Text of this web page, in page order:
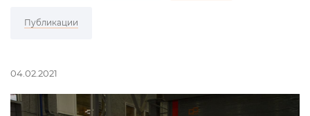
Публикации
04.02.2021